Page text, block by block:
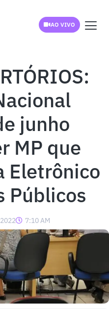
AO VIVO
junho
MP que
Eletrônico
Públicos
7:10 AM